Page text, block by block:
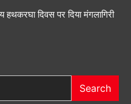
हथकरघा दिवस पर दिया मंगलागिरी
Search